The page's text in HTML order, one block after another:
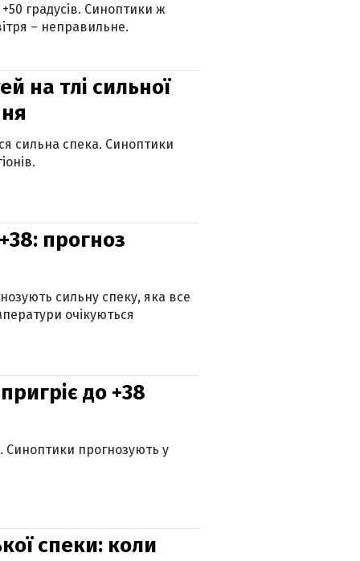
градусів. Синоптики ж
– неправильне.
на тлі сильної
сильна спека. Синоптики
прогноз
сильну спеку, яка все
очікуються
до +38
Синоптики прогнозують у
спеки: коли